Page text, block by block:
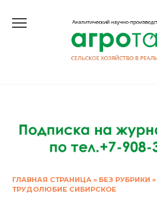
ГЛАВНАЯ СТРАНИЦА » БЕЗ РУБРИКИ »
ТРУДОЛЮБИЕ СИБИРСКОЕ